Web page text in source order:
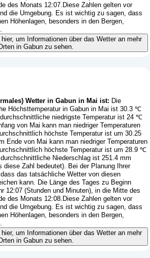
des Monats 12:07.Diese Zahlen gelten vor
die Umgebung. Es ist wichtig zu sagen, dass
Höhenlagen, besonders in den Bergen,
um Informationen über das Wetter an mehr
in Gabun zu sehen.
Wetter in Gabun in Mai ist: Die
Höchsttemperatur in Gabun in Mai ist 30.3 ℃
niedrigste Temperatur ist 24 ℃
von Mai kann man niedriger Temperaturen
höchste Temperatur ist um 30.25
Ende von Mai kann man niedriger Temperaturen
höchste Temperatur ist um 28.9 ℃
Niederschlag ist 251.4 mm
diese Zahl bedeutet). Bei der Planung Ihrer
das tatsächliche Wetter von diesen
kann. Die Länge des Tages zu Beginn
12:07 (Stunden und Minuten), in die Mitte des
des Monats 12:08.Diese Zahlen gelten vor
die Umgebung. Es ist wichtig zu sagen, dass
Höhenlagen, besonders in den Bergen,
um Informationen über das Wetter an mehr
in Gabun zu sehen.